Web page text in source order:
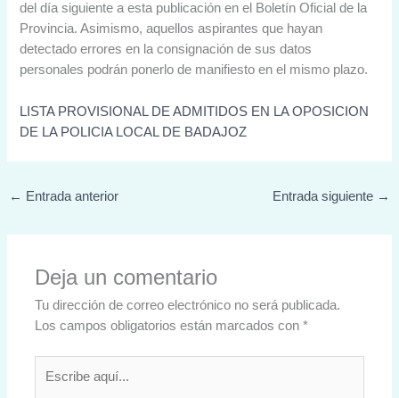
del día siguiente a esta publicación en el Boletín Oficial de la
Provincia. Asimismo, aquellos aspirantes que hayan
detectado errores en la consignación de sus datos
personales podrán ponerlo de manifiesto en el mismo plazo.
LISTA PROVISIONAL DE ADMITIDOS EN LA OPOSICION
DE LA POLICIA LOCAL DE BADAJOZ
← Entrada anterior Entrada siguiente →
Deja un comentario
Tu dirección de correo electrónico no será publicada.
Los campos obligatorios están marcados con*
aquí...